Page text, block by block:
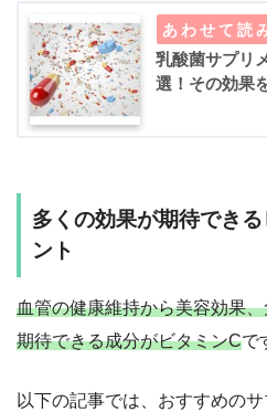
乳酸菌サプリ
選！その効果
多くの効果が期待でき
ント
血管の健康維持から美容効果
期待できる成分がビタミンCで
以下の記事では、おすすめの